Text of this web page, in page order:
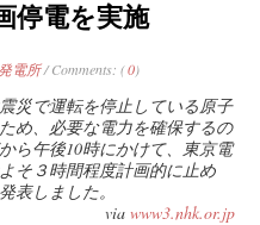
停電を実施
電所/ Comments: (0)
災で運転を停止している原子
め、必要な電力を確保するの
ら午後10時にかけて、東京電
そ３時間程度計画的に止め
表しました。
via www3.nhk.or.jp